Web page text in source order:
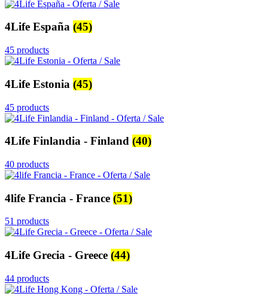
4Life España (45)
45 products
4Life Estonia (45)
45 products
4Life Finlandia - Finland (40)
40 products
4life Francia - France (51)
51 products
4Life Grecia - Greece (44)
44 products